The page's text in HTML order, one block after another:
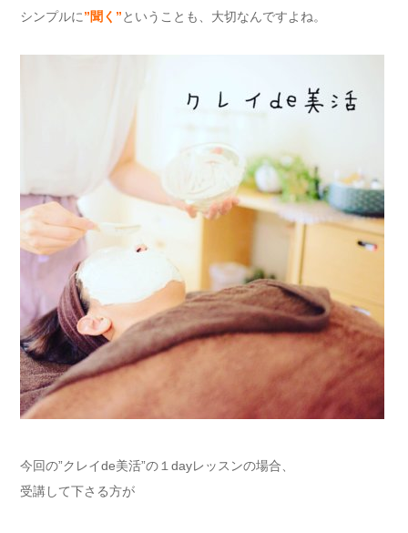
シンプルに”聞く ”ということも、大切なんですよね。
今回の”クレイde美活”の１dayレッスンの場合、
受講して下さる方が